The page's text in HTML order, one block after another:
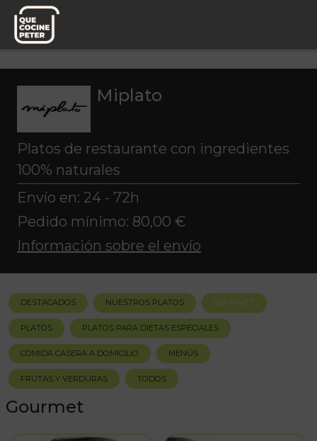
Pedido semanal
Miplato
Platos de restaurante con ingredientes
100% naturales
Envío en: 24 - 72h
Pedido mínimo: 80,00 €
Información sobre el envío
DESTACADOS NUESTROS PLATOS GOURMET
PLATOS PLATOS PARA DIETAS ESPECIALES
COMIDA CASERA A DOMICILIO MENÚS
FRUTAS Y VERDURAS TODOS
Gourmet